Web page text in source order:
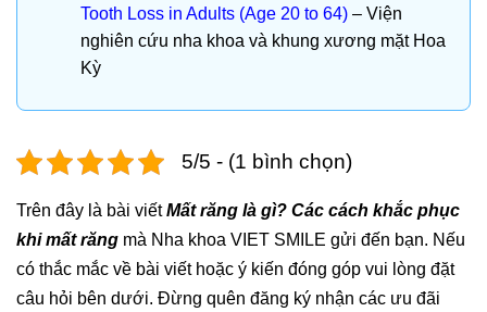
Tooth Loss in Adults (Age 20 to 64) – Viện
nghiên cứu nha khoa và khung xương mặt Hoa
Kỳ
5/5 - (1 bình chọn)
Trên đây là bài viếtMất răng là gì? Các cách khắc phục
khi mất răng mà Nha khoa VIET SMILE gửi đến bạn. Nếu
có thắc mắc về bài viết hoặc ý kiến đóng góp vui lòng đặt
câu hỏi bên dưới. Đừng quên đăng ký nhận các ưu đãi